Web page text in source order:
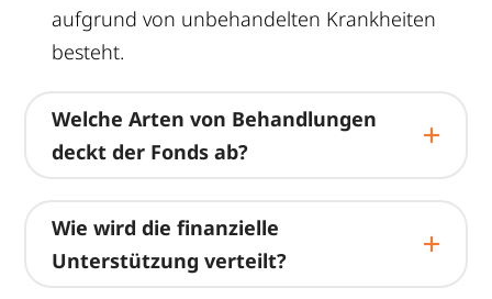
aufgrund von unbehandelten Krankheiten
besteht.
Welche Arten von Behandlungen
deckt der Fonds ab?
Wie wird die finanzielle
Unterstützung verteilt?